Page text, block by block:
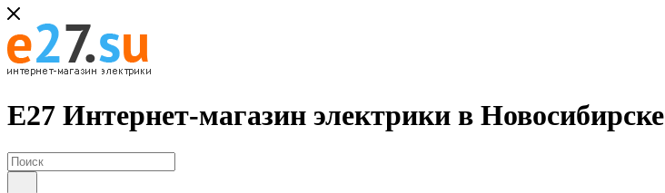
Е27 Интернет-магазин электрики в Новосибирске